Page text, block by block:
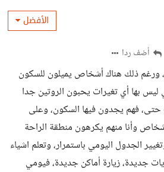
الأفضل
أضف ردا
ورغم ذلك هناك أشخاص يميلون للسكون
ليس بها أي تغيرات يحبون الروتين جدا
حتى، فهم يجدون فيها السكون، وعلى
وأنا منهم يكرهون منطقة الراحة
الجدول اليومي باستمرار، وتعلم اشياء
جديدة، زيارة أماكن جديدة، فيومي